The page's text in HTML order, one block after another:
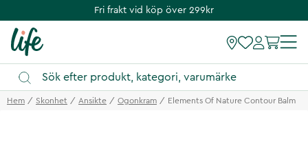
Fri frakt vid köp över 299kr
Hem Skonhet Ansikte Ogonkram Elements Of Nature Contour Balm